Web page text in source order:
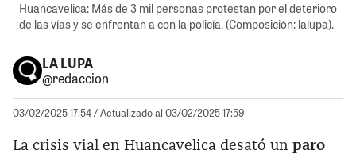
Huancavelica: Más de 3 mil personas protestan por el deterioro
de las vías y se enfrentan a con la policía. (Composición: lalupa).
LA LUPA
@redaccion
03/02/2025 17:54/ Actualizado al 03/02/2025 17:59
La crisis vial en Huancavelica desató un paro